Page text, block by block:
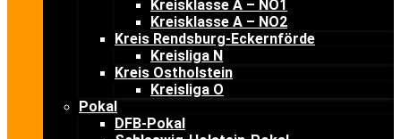
Kreisklasse A – NO1
Kreisklasse A – NO2
Kreis Rendsburg-Eckernförde
Kreisliga N
Kreis Ostholstein
Kreisliga O
Pokal
DFB-Pokal